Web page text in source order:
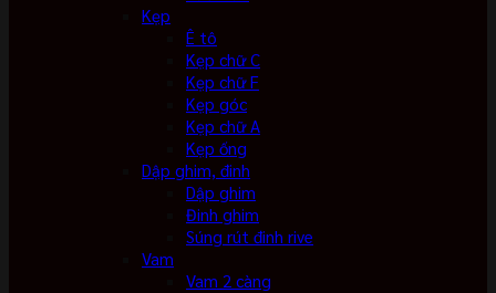
Kẹp
Ê tô
Kẹp chữ C
Kẹp chữ F
Kẹp góc
Kẹp chữ A
Kẹp ống
Dập ghim, đinh
Dập ghim
Đinh ghim
Súng rút đinh rive
Vam
Vam 2 càng